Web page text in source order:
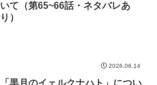
いて（第65~66話・ネタバレあ
り）
2026.06.14
「黒月のイェルクナハト」につい